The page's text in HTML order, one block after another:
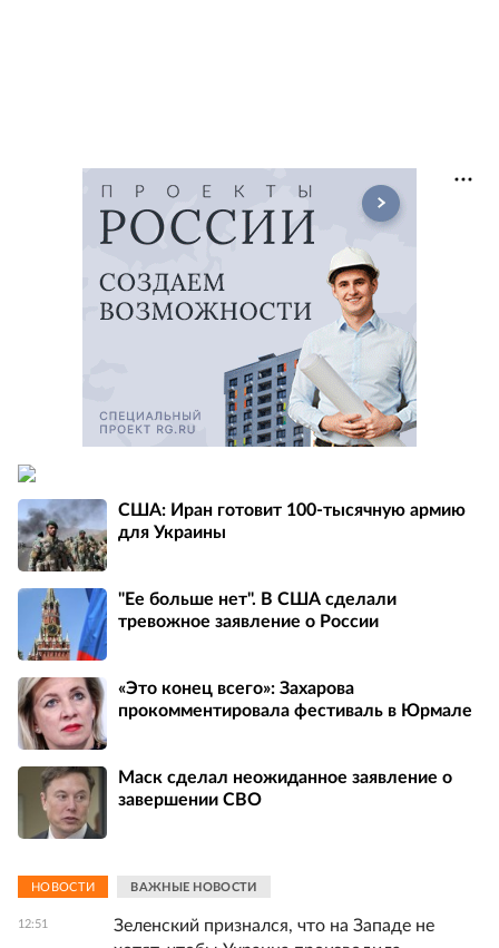
США: Иран готовит 100-тысячную армию
для Украины
"Ее больше нет". В США сделали
тревожное заявление о России
«Это конец всего»: Захарова
прокомментировала фестиваль в Юрмале
Маск сделал неожиданное заявление о
завершении СВО
НОВОСТИ ВАЖНЫЕ НОВОСТИ
12:51
Зеленский признался, что на Западе не